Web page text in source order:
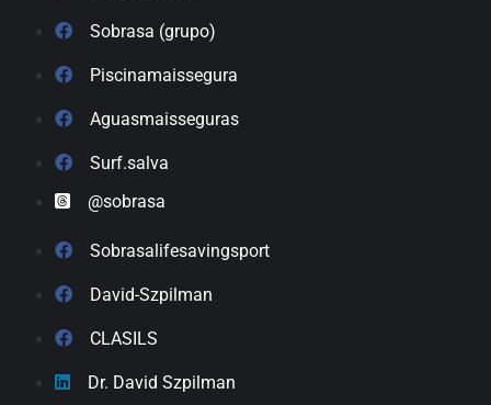
Sobrasa (grupo)
Piscinamaissegura
Aguasmaisseguras
Surf.salva
@sobrasa
Sobrasalifesavingsport
David-Szpilman
CLASILS
Dr. David Szpilman